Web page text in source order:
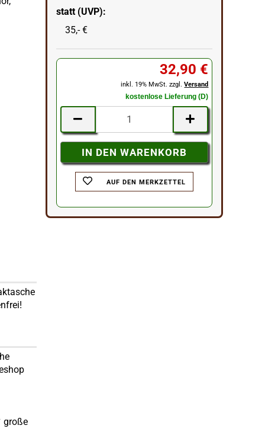
statt (UVP):
35,- €
32,90 €
inkl. 19% MwSt. zzgl.Versand
kostenlose Lieferung (D)
AUF DEN MERKZETTEL
große